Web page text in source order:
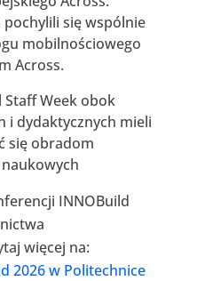
pochylili się wspólnie
mobilnościowego
Across.
Week obok
i dydaktycznych mieli
się obradom
INNOBuild
więcej na:
2026 w Politechnice